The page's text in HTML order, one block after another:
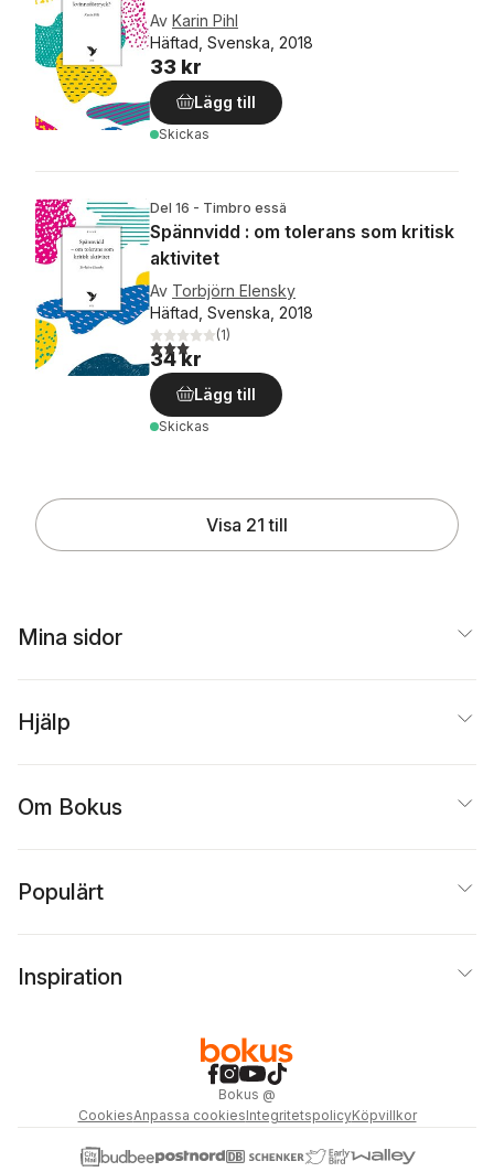
Av Karin Pihl
Häftad, Svenska, 2018
33 kr
Lägg till
Skickas
Del 16 - Timbro essä
Spännvidd : om tolerans som kritisk
aktivitet
Av Torbjörn Elensky
Häftad, Svenska, 2018
3,0utav 5 stjärnor. Totalt antal röster:
(1)
34 kr
Lägg till
Skickas
Visa 21 till
Mina sidor
Hjälp
Om Bokus
Populärt
Inspiration
Bokus @
CookiesAnpassa cookiesIntegritetspolicyKöpvillkor